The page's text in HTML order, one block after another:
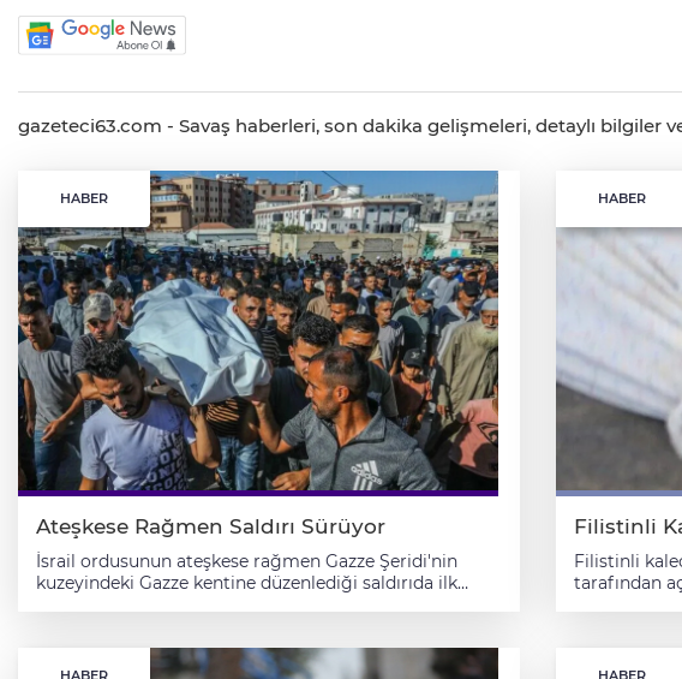
gazeteci63.com - Savaş haberleri, son dakika gelişmeleri, detaylı bilgiler
HABER
Ateşkese Rağmen Saldırı Sürüyor
İsrail ordusunun ateşkese rağmen Gazze Şeridi'nin
kuzeyindeki Gazze kentine düzenlediği saldırıda ilk
kaynaklarından alınan bilgiye göre, İsrail topçu
birlikleri, Gazze kentinin doğusundaki Zeytun
HABER
Filistinli
Filistinli
tarafından
Ashqar,
kaybetti." denildi. Şili futbol ligi